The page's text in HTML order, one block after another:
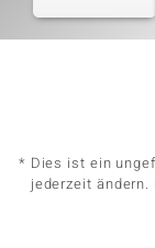
* Dies ist ein
jederzeit